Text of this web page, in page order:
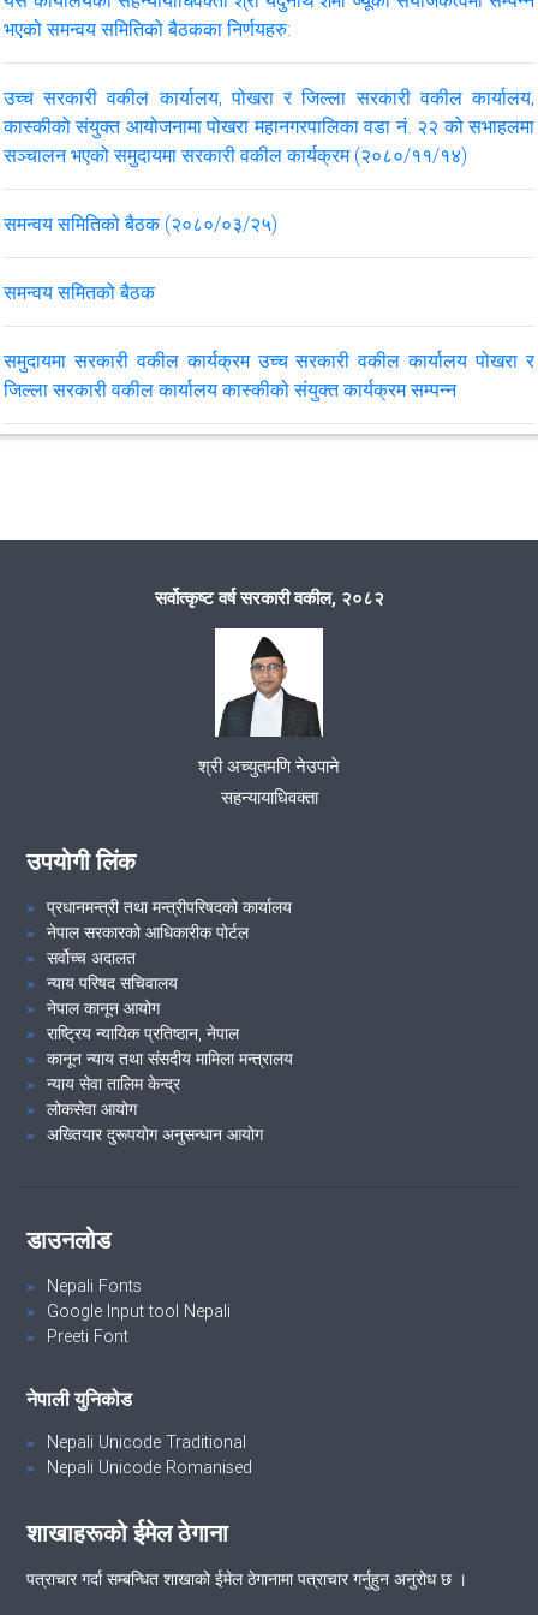
भएको समन्वय समितिको बैठकका निर्णयहरु:
उच्च सरकारी वकील कार्यालय, पोखरा र जिल्ला सरकारी वकील कार्यालय,
कास्कीको संयुक्त आयोजनामा पोखरा महानगरपालिका वडा नं. २२ को सभाहलमा
सञ्चालन भएको समुदायमा सरकारी वकील कार्यक्रम (२०८०/११/१४)
समन्वय समितिको बैठक (२०८०/०३/२५)
समन्वय समितको बैठक
समुदायमा सरकारी वकील कार्यक्रम उच्च सरकारी वकील कार्यालय पोखरा र
जिल्ला सरकारी वकील कार्यालय कास्कीको संयुक्त कार्यक्रम सम्पन्न
सर्वोत्कृष्ट वर्ष सरकारी वकील, २०८२
श्री अच्युतमणि नेउपाने
सहन्यायाधिवक्ता
उपयोगी लिंक
प्रधानमन्त्री तथा मन्त्रीपरिषदको कार्यालय
नेपाल सरकारको आधिकारीक पोर्टल
सर्वोच्च अदालत
न्याय परिषद सचिवालय
नेपाल कानून आयोग
राष्ट्रिय न्यायिक प्रतिष्ठान, नेपाल
कानून न्याय तथा संसदीय मामिला मन्त्रालय
न्याय सेवा तालिम केन्द्र
लोकसेवा आयोग
अख्तियार दुरूपयोग अनुसन्धान आयोग
डाउनलोड
Nepali Fonts
Google Input tool Nepali
Preeti Font
नेपाली युनिकोड
Nepali Unicode Traditional
Nepali Unicode Romanised
शाखाहरूको ईमेल ठेगाना
पत्राचार गर्दा सम्बन्धित शाखाको ईमेल ठेगानामा पत्राचार गर्नुहुन अनुरोध छ ।